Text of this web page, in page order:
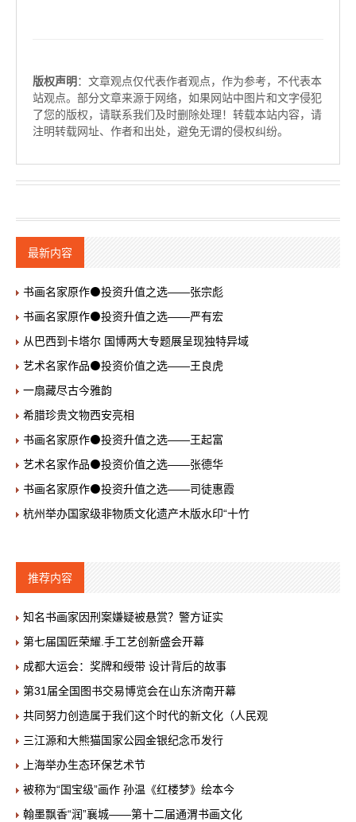
版权声明 ：文章观点仅代表作者观点，作为参考，不代表本
站观点。部分文章来源于网络，如果网站中图片和文字侵犯
了您的版权，请联系我们及时删除处理！转载本站内容，请
注明转载网址、作者和出处，避免无谓的侵权纠纷。
最新内容
书画名家原作⚫投资升值之选——张宗彪
书画名家原作⚫投资升值之选——严有宏
从巴西到卡塔尔 国博两大专题展呈现独特异域
艺术名家作品⚫投资价值之选——王良虎
一扇藏尽古今雅韵
希腊珍贵文物西安亮相
书画名家原作⚫投资升值之选——王起富
艺术名家作品⚫投资价值之选——张德华
书画名家原作⚫投资升值之选——司徒惠霞
杭州举办国家级非物质文化遗产木版水印“十竹
推荐内容
知名书画家因刑案嫌疑被悬赏？警方证实
第七届国匠荣耀.手工艺创新盛会开幕
成都大运会：奖牌和绶带 设计背后的故事
第31届全国图书交易博览会在山东济南开幕
共同努力创造属于我们这个时代的新文化（人民观
三江源和大熊猫国家公园金银纪念币发行
上海举办生态环保艺术节
被称为“国宝级”画作 孙温《红楼梦》绘本今
翰墨飘香“润”襄城——第十二届通渭书画文化